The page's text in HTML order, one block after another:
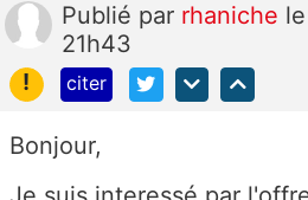
Publié par rhaniche
21h43
!
citer
Bonjour,